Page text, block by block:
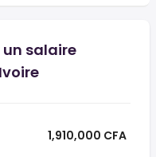
un salaire
1,910,000 CFA